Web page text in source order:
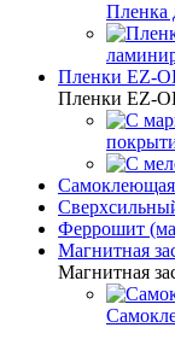
Пленка
Пленки EZ-
Пленки EZ-
Феррошит
Магнитная
Магнитная